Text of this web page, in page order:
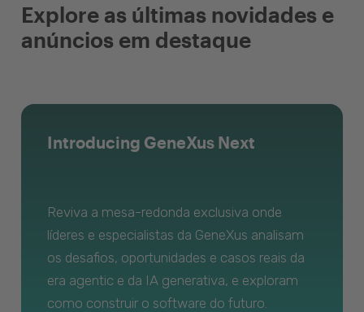
Explore as últimas novidades e
anúncios em destaque
Introducing GeneXus Next
Reviva a mesa-redonda exclusiva onde
líderes e especialistas da GeneXus analisam
os desafios, oportunidades e casos reais da
era agentic e da IA generativa, e exploram
como construir o software do futuro.